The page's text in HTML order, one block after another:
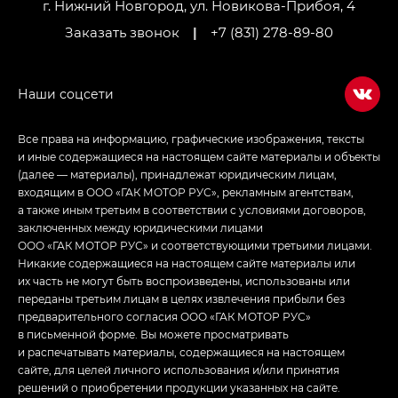
Empow — Эмпау (Empow) в комплектации
г. Нижний Новгород, ул. Новикова-Прибоя, 4
Заказать звонок
| +7 (831) 278-89-80
Все права на информацию, графические изображения, тексты
и иные содержащиеся на настоящем сайте материалы и объекты
(далее — материалы), принадлежат юридическим лицам,
входящим в ООО «ГАК МОТОР РУС», рекламным агентствам,
а также иным третьим в соответствии с условиями договоров,
заключенных между юридическими лицами
ООО «ГАК МОТОР РУС» и соответствующими третьими лицами.
Никакие содержащиеся на настоящем сайте материалы или
их часть не могут быть воспроизведены, использованы или
переданы третьим лицам в целях извлечения прибыли без
предварительного согласия ООО «ГАК МОТОР РУС»
в письменной форме. Вы можете просматривать
и распечатывать материалы, содержащиеся на настоящем
сайте, для целей личного использования и/или принятия
решений о приобретении продукции указанных на сайте.